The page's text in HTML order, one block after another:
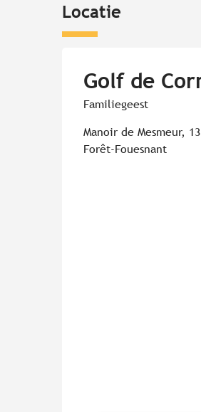
Locatie
Golf de
Familiegeest
Manoir de Mesmeur,
Forêt-Fouesnant